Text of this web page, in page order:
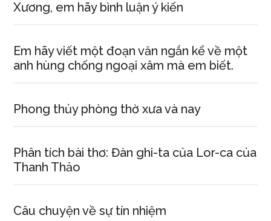
Xương, em hãy bình luận ý kiến
Em hãy viết một đoạn văn ngắn kể về một
anh hùng chống ngoại xâm mà em biết.
Phong thủy phòng thờ xưa và nay
Phân tích bài thơ: Đàn ghi-ta của Lor-ca của
Thanh Thảo
Câu chuyện về sự tín nhiệm